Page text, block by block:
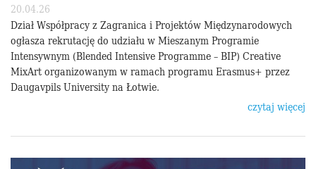
20.04.26
Dział Współpracy z Zagranica i Projektów Międzynarodowych
ogłasza rekrutację do udziału w Mieszanym Programie
Intensywnym (Blended Intensive Programme – BIP) Creative
MixArt organizowanym w ramach programu Erasmus+ przez
Daugavpils University na Łotwie.
czytaj więcej